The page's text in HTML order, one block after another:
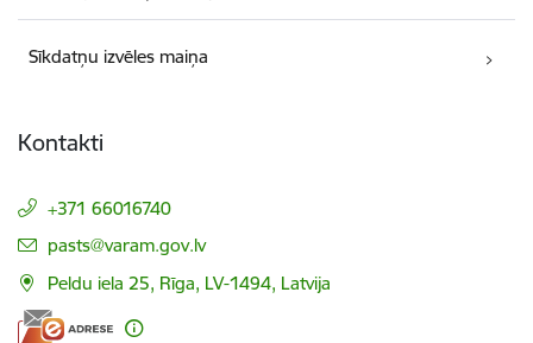
Sīkdatņu izvēles maiņa
Kontakti
+371 66016740
E-pasts:
pasts@varam.gov.lv
Peldu iela 25, Rīga, LV-1494, Latvija